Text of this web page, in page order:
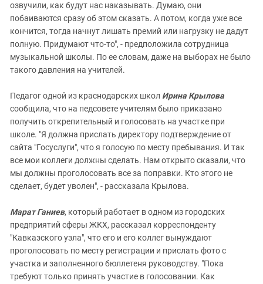
озвучили, как будут нас наказывать. Думаю, они
побаиваются сразу об этом сказать. А потом, когда уже все
кончится, тогда начнут лишать премий или нагрузку не дадут
полную. Придумают что-то", - предположила сотрудница
музыкальной школы. По ее словам, даже на выборах не было
такого давления на учителей.
Педагог одной из краснодарских школ Ирина Крылова
сообщила, что на педсовете учителям было приказано
получить открепительный и голосовать на участке при
школе. "Я должна прислать директору подтверждение от
сайта "Госуслуги", что я голосую по месту пребывания. И так
все мои коллеги должны сделать. Нам открыто сказали, что
мы должны проголосовать все за поправки. Кто этого не
сделает, будет уволен", - рассказала Крылова.
Марат Ганиев, который работает в одном из городских
предприятий сферы ЖКХ, рассказал корреспонденту
"Кавказского узла", что его и его коллег вынуждают
проголосовать по месту регистрации и прислать фото с
участка и заполненного бюллетеня руководству. "Пока
требуют только принять участие в голосовании. Как